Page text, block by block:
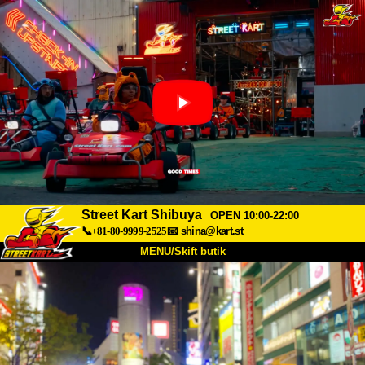
Street Kart Shibuya
OPEN 10:00-22:00
📞+81-80-9999-2525📧 shina@kart.st
MENU/Skift butik
TOP
Om Specifikationer Pris
Adgang Stemme FAQ